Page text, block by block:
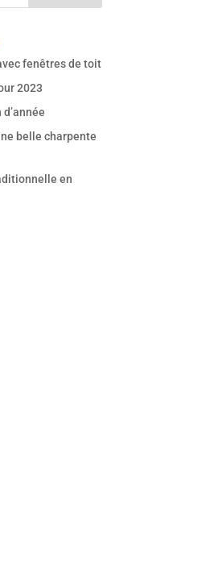
fenêtres de toit
2023
belle charpente
en